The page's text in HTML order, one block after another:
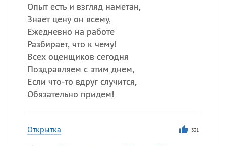
Опыт есть и взгляд наметан,
Знает цену он всему,
Ежедневно на работе
Разбирает, что к чему!
Всех оценщиков сегодня
Поздравляем с этим днем,
Если что-то вдруг случится,
Обязательно придем!
Открытка 331
Посмотреть значение
происхождение